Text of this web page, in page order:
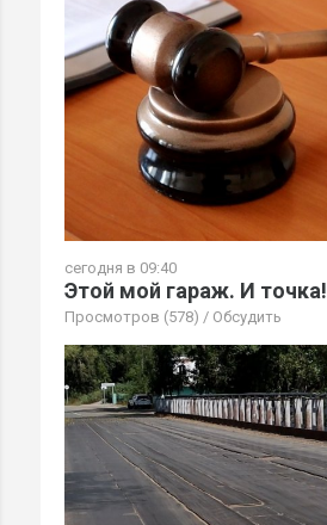
сегодня в 09:40
Этой мой гараж. И точка!
Просмотров (578) / Обсудить